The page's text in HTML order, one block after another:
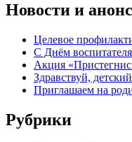
Новости и
Целевое
C Днём
Акция
Здравствуй,
Приглашаем на
Рубрики